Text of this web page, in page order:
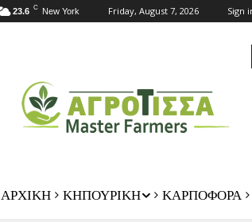
23.6 C New York Friday, August 7, 2026 Sign
ΑΡΧΙΚΗ ΚΗΠΟΥΡΙΚΗ ΚΑΡΠΟΦΟΡΑ